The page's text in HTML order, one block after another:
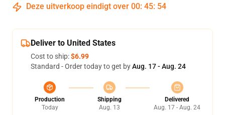
Deze uitverkoop eindigt over 00: 45: 53
Deliver to United States
Cost to ship:$6.99
Standard - Order today to get byAug. 17 - Aug. 24
Production
Today
Shipping
Aug. 13
Delivered
Aug. 17 - Aug. 24